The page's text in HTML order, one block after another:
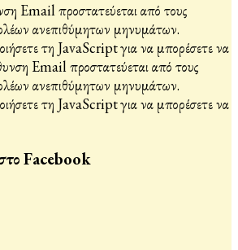
Email προστατεύεται από τους
ανεπιθύμητων μηνυμάτων.
τη JavaScript για να μπορέσετε να
Email προστατεύεται από τους
ανεπιθύμητων μηνυμάτων.
τη JavaScript για να μπορέσετε να
Facebook